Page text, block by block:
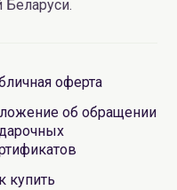
Беларуси.
оферта
об обращении
купить